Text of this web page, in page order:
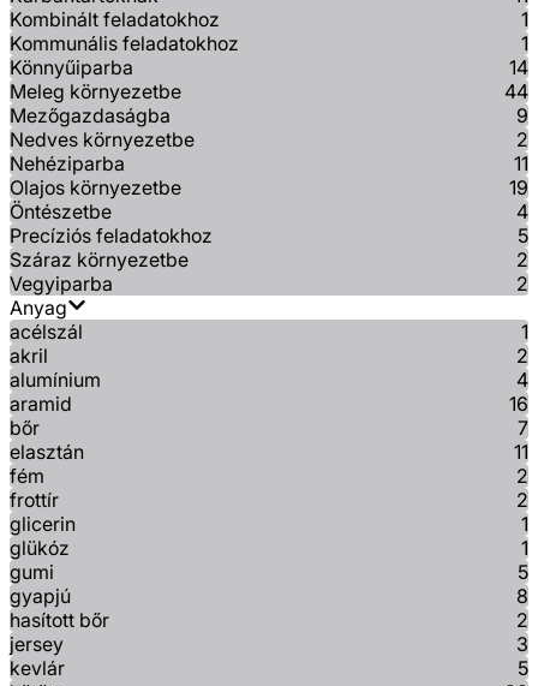
Kombinált feladatokhoz
1
Kommunális feladatokhoz
1
Könnyűiparba
14
Meleg környezetbe
44
Mezőgazdaságba
9
Nedves környezetbe
2
Nehéziparba
11
Olajos környezetbe
19
Öntészetbe
4
Precíziós feladatokhoz
5
Száraz környezetbe
2
Vegyiparba
2
Anyag
acélszál
1
akril
2
alumínium
4
aramid
16
bőr
7
elasztán
11
fém
2
frottír
2
glicerin
1
glükóz
1
gumi
5
gyapjú
8
hasított bőr
2
jersey
3
kevlár
5